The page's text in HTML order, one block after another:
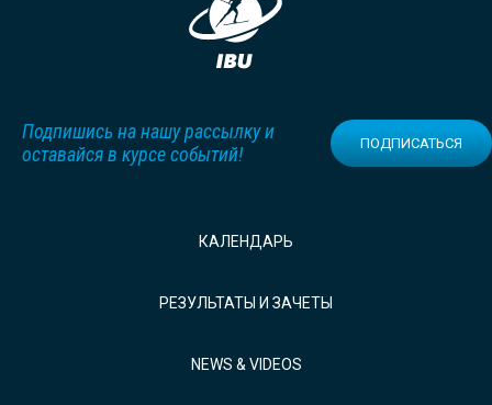
Подпишись на нашу рассылку и
оставайся в курсе событий!
ПОДПИСАТЬСЯ
КАЛЕНДАРЬ
РЕЗУЛЬТАТЫ И ЗАЧЕТЫ
NEWS & VIDEOS